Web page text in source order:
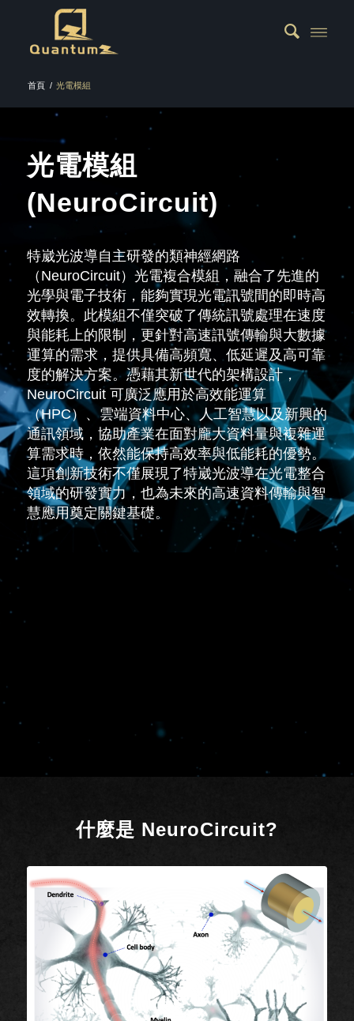
首頁 / 光電模組
光電模組
(NeuroCircuit)
特崴光波導自主研發的類神經網路
（NeuroCircuit）光電複合模組，融合了先進的
光學與電子技術，能夠實現光電訊號間的即時高
效轉換。此模組不僅突破了傳統訊號處理在速度
與能耗上的限制，更針對高速訊號傳輸與大數據
運算的需求，提供具備高頻寬、低延遲及高可靠
度的解決方案。憑藉其新世代的架構設計，
NeuroCircuit 可廣泛應用於高效能運算
（HPC）、雲端資料中心、人工智慧以及新興的
通訊領域，協助產業在面對龐大資料量與複雜運
算需求時，依然能保持高效率與低能耗的優勢。
這項創新技術不僅展現了特崴光波導在光電整合
領域的研發實力，也為未來的高速資料傳輸與智
慧應用奠定關鍵基礎。
什麼是 NeuroCircuit?